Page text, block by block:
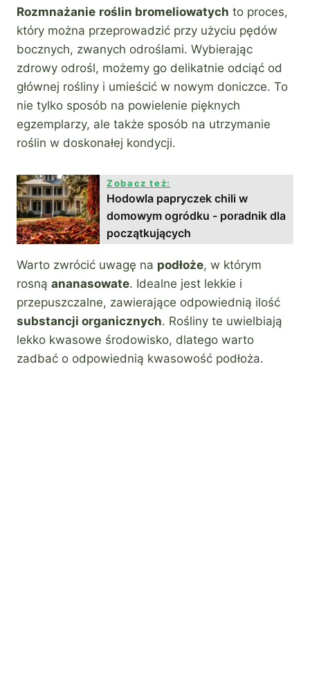
Rozmnażanie roślin bromeliowatych to proces,
który można przeprowadzić przy użyciu pędów
bocznych, zwanych odroślami. Wybierając
zdrowy odrośl, możemy go delikatnie odciąć od
głównej rośliny i umieścić w nowym doniczce. To
nie tylko sposób na powielenie pięknych
egzemplarzy, ale także sposób na utrzymanie
roślin w doskonałej kondycji.
Zobacz też:
Hodowla papryczek chili w
domowym ogródku - poradnik dla
początkujących
Warto zwrócić uwagę na podłoże, w którym
rosną ananasowate. Idealne jest lekkie i
przepuszczalne, zawierające odpowiednią ilość
substancji organicznych. Rośliny te uwielbiają
lekko kwasowe środowisko, dlatego warto
zadbać o odpowiednią kwasowość podłoża.